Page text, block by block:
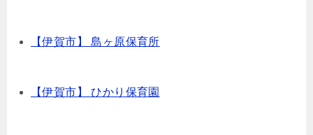
【伊賀市】 島ヶ原保育所
【伊賀市】 ひかり保育園